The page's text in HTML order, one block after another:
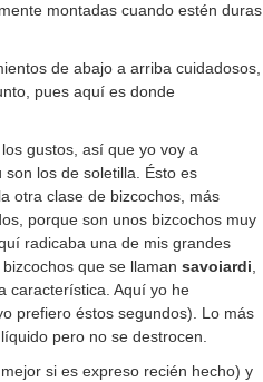
montadas cuando estén duras
de abajo a arriba cuidadosos,
pues aquí es donde
gustos, así que yo voy a
los de soletilla. Ésto es
otra clase de bizcochos, más
porque son unos bizcochos muy
radicaba una de mis grandes
que se llaman savoiardi
característica. Aquí yo he
prefiero éstos segundos). Lo más
pero no se destrocen.
si es expreso recién hecho) y